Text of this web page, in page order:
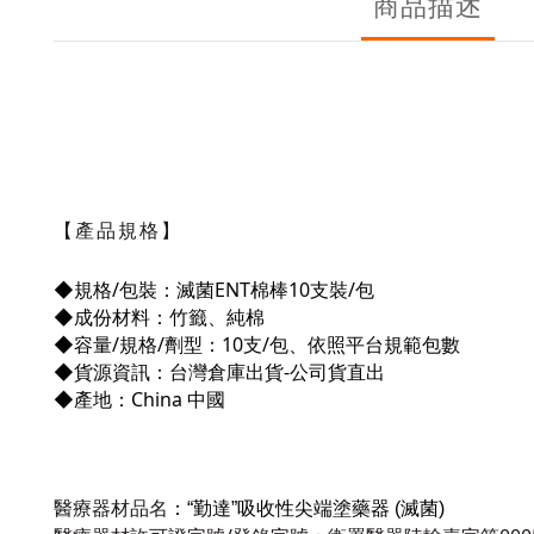
【產品規格】
◆規格/包裝：滅菌ENT棉棒10支裝/包
◆成份材料 ： 竹籤、純棉
◆容量/規格/劑型 ： 10支/包、依照平台規範包數
◆貨源資訊 ： 台灣倉庫出貨-公司貨直出
◆產地 ： China 中國
醫療器材品名 ： “勤達”吸收性尖端塗藥器 (滅菌)